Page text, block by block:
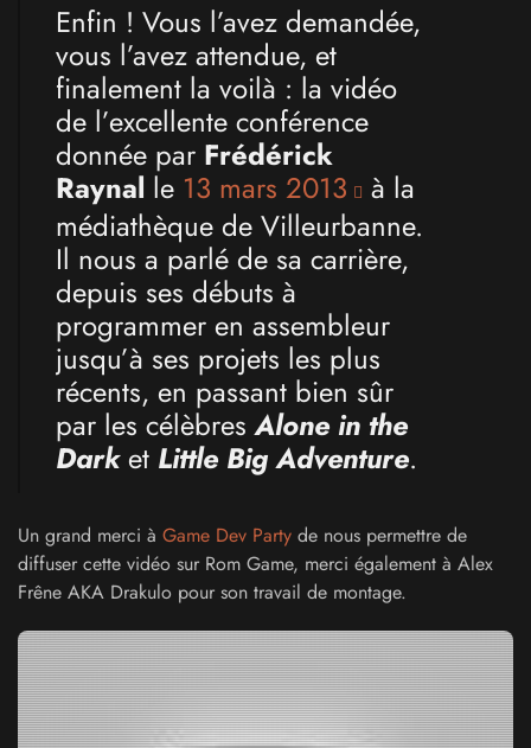
Enfin ! Vous l’avez demandée,
vous l’avez attendue, et
finalement la voilà : la vidéo
de l’excellente conférence
donnée par Frédérick
Raynal le 13 mars 2013 à la
médiathèque de Villeurbanne.
Il nous a parlé de sa carrière,
depuis ses débuts à
programmer en assembleur
jusqu’à ses projets les plus
récents, en passant bien sûr
par les célèbresAlone in the
Darket Little Big Adventure.
Un grand merci à Game Dev Party de nous permettre de
diffuser cette vidéo sur Rom Game, merci également à Alex
Frêne AKA Drakulo pour son travail de montage.